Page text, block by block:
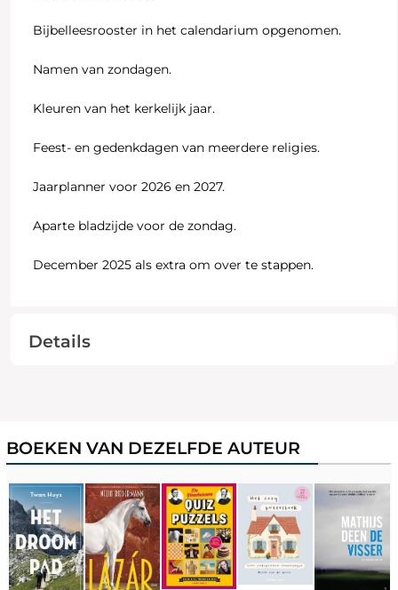
Bijbelleesrooster in het calendarium opgenomen.
Namen van zondagen.
Kleuren van het kerkelijk jaar.
Feest- en gedenkdagen van meerdere religies.
Jaarplanner voor 2026 en 2027.
Aparte bladzijde voor de zondag.
December 2025 als extra om over te stappen.
Details
BOEKEN VAN DEZELFDE AUTEUR